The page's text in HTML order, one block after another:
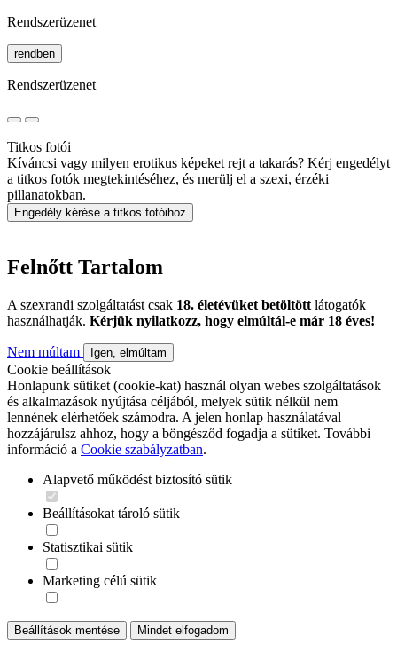
Rendszerüzenet
rendben
Rendszerüzenet
Titkos fotói
Kíváncsi vagy milyen erotikus képeket rejt a takarás? Kérj engedélyt
a titkos fotók megtekintéséhez, és merülj el a szexi, érzéki
pillanatokban.
Engedély kérése a titkos fotóihoz
Felnőtt Tartalom
A szexrandi szolgáltatást csak 18. életévüket betöltött látogatók
használhatják. Kérjük nyilatkozz, hogy elmúltál-e már 18 éves!
Nem múltam Igen, elmúltam
Cookie beállítások
Honlapunk sütiket (cookie-kat) használ olyan webes szolgáltatások
és alkalmazások nyújtása céljából, melyek sütik nélkül nem
lennének elérhetőek számodra. A jelen honlap használatával
hozzájárulsz ahhoz, hogy a böngésződ fogadja a sütiket. További
információ a Cookie szabályzatban.
Alapvető működést biztosító sütik
Beállításokat tároló sütik
Statisztikai sütik
Marketing célú sütik
Beállítások mentése Mindet elfogadom